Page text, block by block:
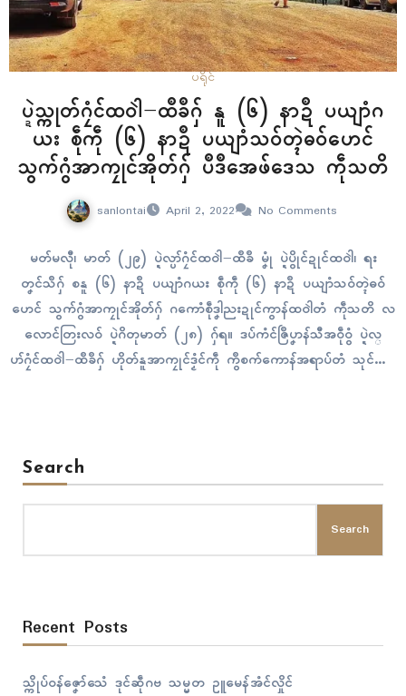
ပရိုၚ်
ပ္ဍဲသ္ကုတ်ဂၠံၚ်ထဝါဲ−ထဳခဳဂှ် နူ (၆) နာဍဳ ပယျာံဂ
ယး စဵုကဵု (၆) နာဍဳ ပယျာံသဝ်တ္ၚဲဓဝ်ဟေၚ်
သွက်ဂွံအာကၠုၚ်အိုတ်ဂှ် ပဳဒဳအေဖ်ဒေသ ကဵုသတိ
sanlontai April 2, 2022 No Comments
မတ်မလီု၊ မာတ် (၂၉) ပ္ဍဲလ္ပာ်ဂၠံၚ်ထဝါဲ−ထဳခဳ မၞုံ ပ္ဍဲပွိုၚ်ဍုၚ်ထဝါဲ၊ ရး
တၞၚ်သဳဂှ် စနူ (၆) နာဍဳ ပယျာံဂယး စဵုကဵု (၆) နာဍဳ ပယျာံသဝ်တ္ၚဲဓဝ်
ဟေၚ် သွက်ဂွံအာကၠုၚ်အိုတ်ဂှ် ဂကောံစဵုဒၞါညးဍုၚ်ကွာန်ထဝါဲတံ ကဵုသတိ လ
လောၚ်တြးလဝ် ပ္ဍဲဂိတုမာတ် (၂၈) ဂှ်ရ။ ဒပ်ကံၚ်ဇြဳပၞာန်သီအဝဵုဝွံ ပ္ဍဲလ္
ပာ်ဂၠံၚ်ထဝါဲ−ထဳခဳဂှ် ဟိုတ်နူအာကၠုၚ်ဒၟံၚ်ကဵု ကွဳစက်ကောန်အရာပ်တံ သုၚ်စောဲ
Search
Search
Recent Posts
သ္ကိုပ်ဝန်ဇၞော်သေံ ဒုၚ်ဆဵုဂဗ သမ္မတ ဥူမေန်အံၚ်လှိုၚ်